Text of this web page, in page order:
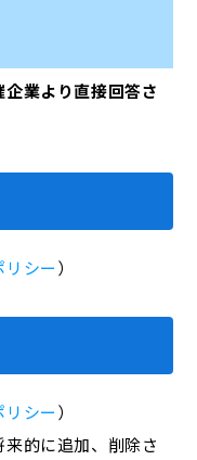
業より直接回答さ
リシー）
リシー）
的に追加、削除さ